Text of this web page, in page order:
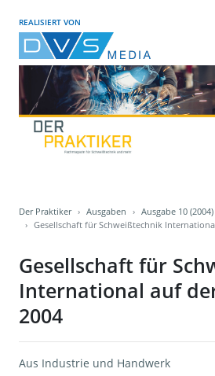
REALISIERT VON
Der Praktiker Ausgaben
Ausgabe 10 (2004)
Gesellschaft für Schweißtechnik
Gesellschaft für
International auf
2004
Aus Industrie und Handwerk